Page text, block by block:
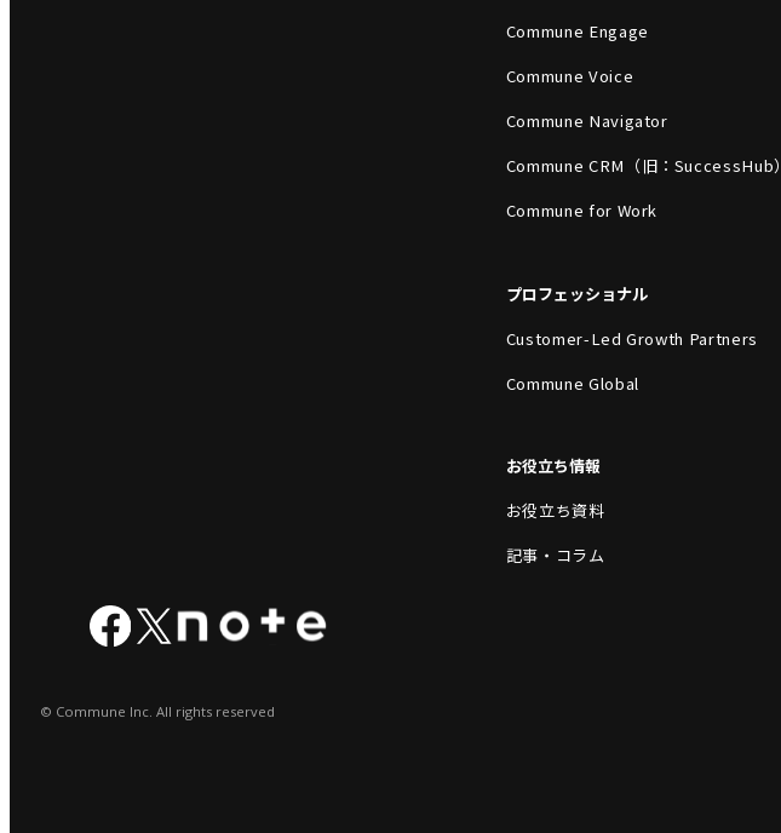
Commune Engage
Commune Voice
Commune Navigator
Commune CRM（旧：SuccessHub）
Commune for Work
プロフェッショナル
Customer-Led Growth Partners
Commune Global
お役立ち情報
お役立ち資料
記事・コラム
© Commune Inc. All rights reserved